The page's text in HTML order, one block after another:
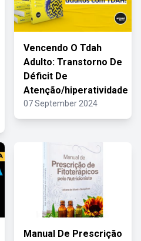
Vencendo O Tdah
Adulto: Transtorno De
Déficit De
Atenção/hiperatividade
07 September 2024
Manual De Prescrição